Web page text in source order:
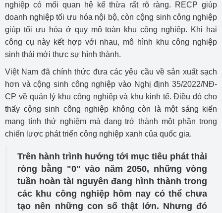
nghiệp có mối quan hệ kế thừa rất rõ ràng. RECP giúp
doanh nghiệp tối ưu hóa nội bộ, còn cộng sinh công nghiệp
giúp tối ưu hóa ở quy mô toàn khu công nghiệp. Khi hai
công cụ này kết hợp với nhau, mô hình khu công nghiệp
sinh thái mới thực sự hình thành.
Việt Nam đã chính thức đưa các yêu cầu về sản xuất sạch
hơn và cộng sinh công nghiệp vào Nghị định 35/2022/NĐ-
CP về quản lý khu công nghiệp và khu kinh tế. Điều đó cho
thấy cộng sinh công nghiệp không còn là một sáng kiến
mang tính thử nghiệm mà đang trở thành một phần trong
chiến lược phát triển công nghiệp xanh của quốc gia.
Trên hành trình hướng tới mục tiêu phát thải
ròng bằng "0" vào năm 2050, những vòng
tuần hoàn tài nguyên đang hình thành trong
các khu công nghiệp hôm nay có thể chưa
tạo nên những con số thật lớn. Nhưng đó